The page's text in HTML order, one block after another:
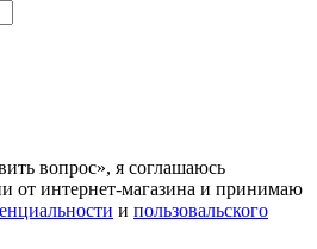
вопрос», я соглашаюсь
от интернет-магазина и принимаю
и пользовальского